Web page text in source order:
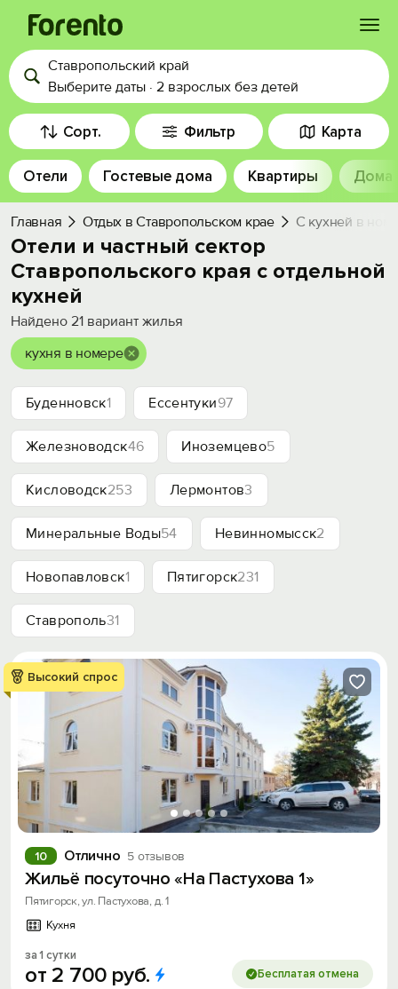
Войти
Избранное
История просмотра
Добавить свой объект
Ставропольский край
Выберите даты · 2 взрослых без детей
Сорт. Фильтр Карта
Отели Гостевые дома Квартиры Дома
Главная Отдых в Ставропольском крае С кухней в
Отели и частный сектор
Ставропольского края с отдельной
кухней
Найдено 21 вариант жилья
кухня в номере
Буденновск1 Ессентуки97
Железноводск46 Иноземцево5
Кисловодск253 Лермонтов3
Минеральные Воды54 Невинномысск2
Новопавловск1 Пятигорск231
Ставрополь31
Высокий спрос
Отлично 5 отзывов
10
Жильё посуточно «На Пастухова 1»
Пятигорск, ул. Пастухова, д. 1
Кухня
за 1 сутки
от 2 700 руб. Бесплатая отмена